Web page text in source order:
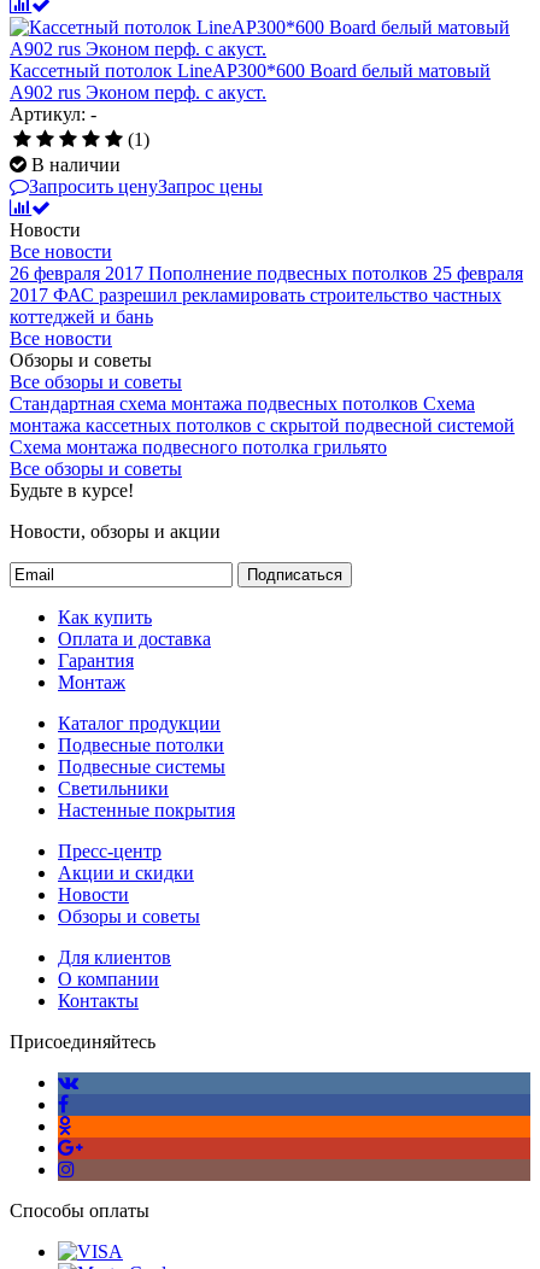
Кассетный потолок LineAP300*600 Board белый матовый
А902 rus Эконом перф. с акуст.
Артикул: -
(1)
В наличии
Запросить ценуЗапрос цены
Новости
Все новости
26 февраля 2017 Пополнение подвесных потолков 25 февраля
2017 ФАС разрешил рекламировать строительство частных
коттеджей и бань
Все новости
Обзоры и советы
Все обзоры и советы
Стандартная схема монтажа подвесных потолков Схема
монтажа кассетных потолков с скрытой подвесной системой
Схема монтажа подвесного потолка грильято
Все обзоры и советы
Будьте в курсе!
Новости, обзоры и акции
Подписаться
Как купить
Оплата и доставка
Гарантия
Монтаж
Каталог продукции
Подвесные потолки
Подвесные системы
Светильники
Настенные покрытия
Пресс-центр
Акции и скидки
Новости
Обзоры и советы
Для клиентов
О компании
Контакты
Присоединяйтесь
Способы оплаты